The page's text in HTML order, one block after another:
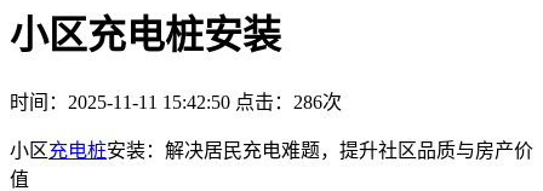
小区充电桩安装
时间：2025-11-11 15:42:50 点击：286次
小区充电桩安装：解决居民充电难题，提升社区品质与房产价
值